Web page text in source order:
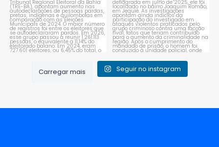
Carregar mais Seguir no instagram